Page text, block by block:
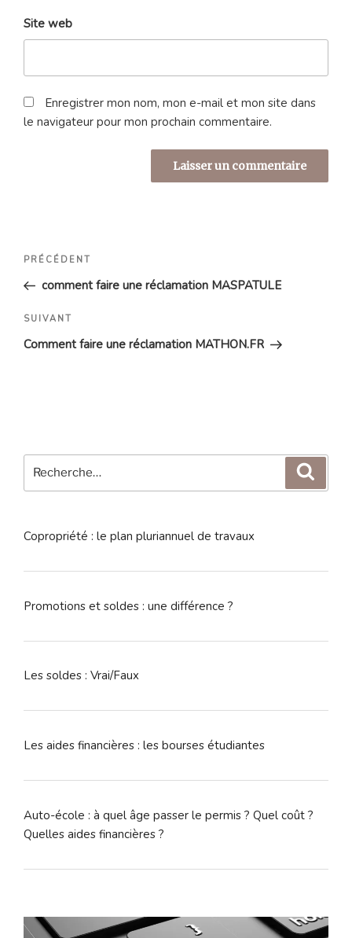
Site web
Enregistrer mon nom, mon e-mail et mon site dans
le navigateur pour mon prochain commentaire.
Navigation
l’article
Article
précédent
PRÉCÉDENT
comment faire une réclamation MASPATULE
Article
suivant
SUIVANT
Comment faire une réclamation MATHON.FR
pour
Copropriété : le plan pluriannuel de travaux
Promotions et soldes : une différence ?
Les soldes : Vrai/Faux
Les aides financières : les bourses étudiantes
Auto-école : à quel âge passer le permis ? Quel coût ?
Quelles aides financières ?